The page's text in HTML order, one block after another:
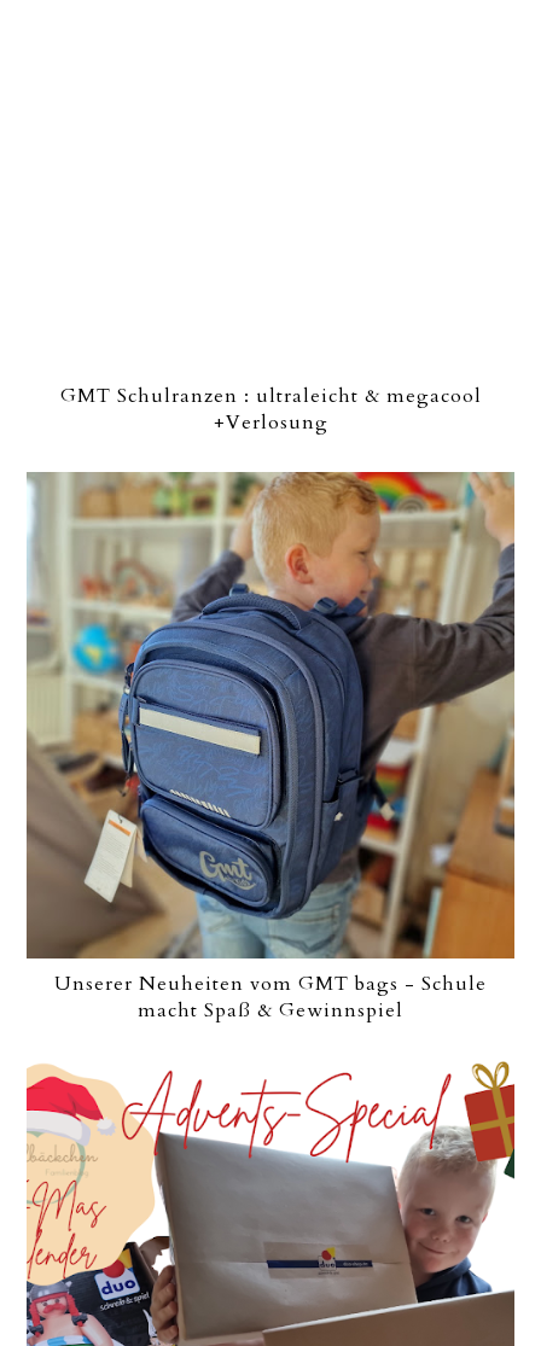
GMT Schulranzen : ultraleicht & megacool
+Verlosung
Unserer Neuheiten vom GMT bags - Schule
macht Spaß & Gewinnspiel